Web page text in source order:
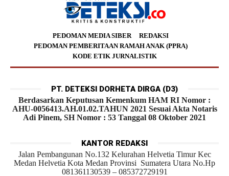
PEDOMAN MEDIA SIBER
REDAKSI
PEDOMAN PEMBERITAAN RAMAH ANAK (PPRA)
KODE ETIK JURNALISTIK
PT. DETEKSI DORHETA DIRGA (D3)
Berdasarkan Keputusan Kemenkum HAM RI Nomor :
AHU-0056413.AH.01.02.TAHUN 2021 Sesuai Akta Notaris
Adi Pinem, SH Nomor : 53 Tanggal 08 Oktober 2021
KANTOR REDAKSI
Jalan Pembangunan No.132 Kelurahan Helvetia Timur Kec
Medan Helvetia Kota Medan Provinsi Sumatera Utara No.Hp
081361130539 – 085372729191